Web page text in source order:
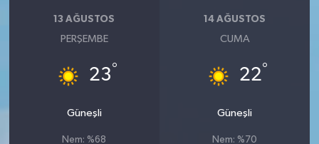
13 AĞUSTOS
PERŞEMBE
23°
Güneşli
Nem: %68
14 AĞUSTOS
CUMA
22°
Güneşli
Nem: %70